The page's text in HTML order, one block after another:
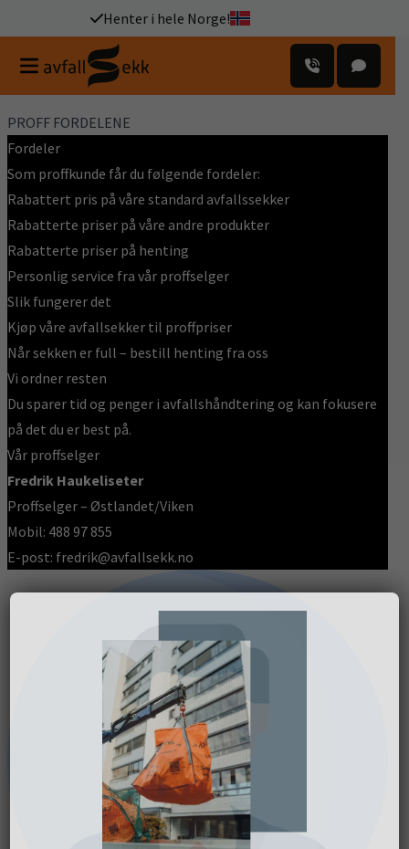
Henter i hele Norge!
PROFF FORDELENE
Fordeler
Som proffkunde får du følgende fordeler:
Rabattert pris på våre standard avfallssekker
Rabatterte priser på våre andre produkter
Rabatterte priser på henting
Personlig service fra vår proffselger
Slik fungerer det
Kjøp våre avfallsekker til proffpriser
Når sekken er full – bestill henting fra oss
Vi ordner resten
Du sparer tid og penger i avfallshåndtering og kan fokusere
på det du er best på.
Vår proffselger
Fredrik Haukeliseter
Proffselger – Østlandet/Viken
Mobil: 488 97 855
E-post: fredrik@avfallsekk.no